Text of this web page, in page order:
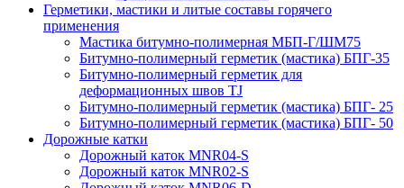
Герметики, мастики и литые составы горячего
применения
Мастика битумно-полимерная МБП-Г/ШМ75
Битумно-полимерный герметик (мастика) БПГ-35
Битумно-полимерный герметик для
деформационных швов TJ
Битумно-полимерный герметик (мастика) БПГ- 25
Битумно-полимерный герметик (мастика) БПГ- 50
Дорожные катки
Дорожный каток MNR04-S
Дорожный каток MNR02-S